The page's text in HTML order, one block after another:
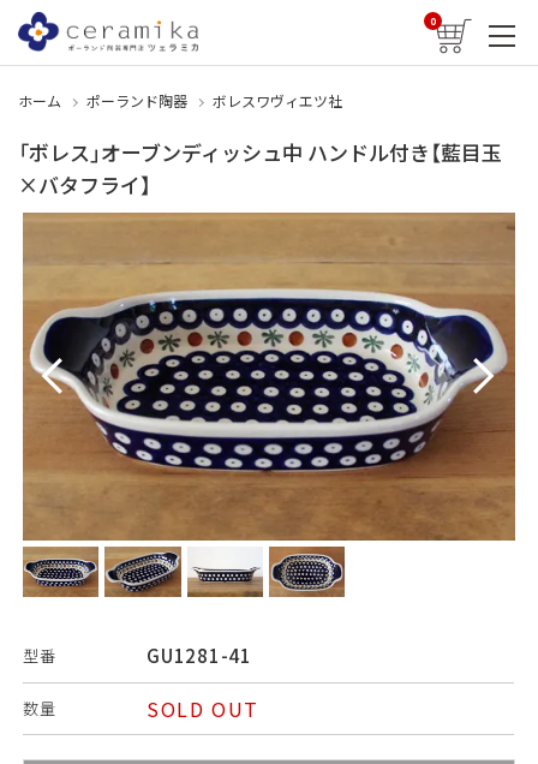
0
ホーム ポーランド陶器 ボレスワヴィエツ社
「ボレス」オーブンディッシュ中 ハンドル付き【藍目玉
×バタフライ】
型番 GU1281-41
数量 SOLD OUT